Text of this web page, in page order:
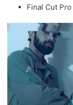
Final Cut Pro